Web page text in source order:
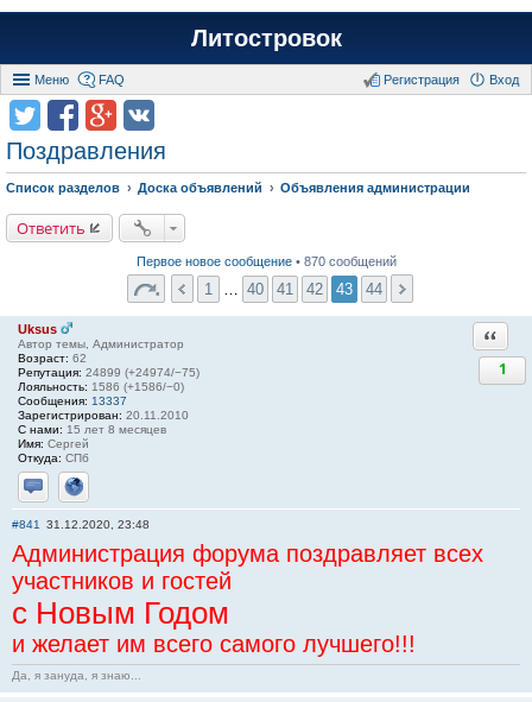
Литостровок
Меню FAQ Вход
Регистрация
Поздравления
Список разделов Доска объявлений Объявления администрации
Ответить
Первое новое сообщение• 870 сообщений
1 40 41 42 43 44
Uksus
Автор темы, Администратор
Возраст: 62
Репутация: 24899 (+24974/−75)
Лояльность: 1586 (+1586/−0)
Сообщения: 13337
Зарегистрирован: 20.11.2010
С нами: 15 лет 8 месяцев
Имя: Сергей
Откуда: СПб
Отправить личное сообщение
Сайт
1
#841 31.12.2020, 23:48
Администрация форума поздравляет всех
участников и гостей
с Новым Годом
и желает им всего самого лучшего!!!
Да, я зануда, я знаю...